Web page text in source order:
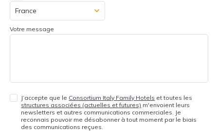
Votre message
J’accepte que le Consortium Italy Family Hotels et toutes les
structures associées (actuelles et futures) m'envoient leurs
newsletters et autres communications commerciales. Je
reconnais pouvoir me désabonner à tout moment par le biais
des communications reçues.